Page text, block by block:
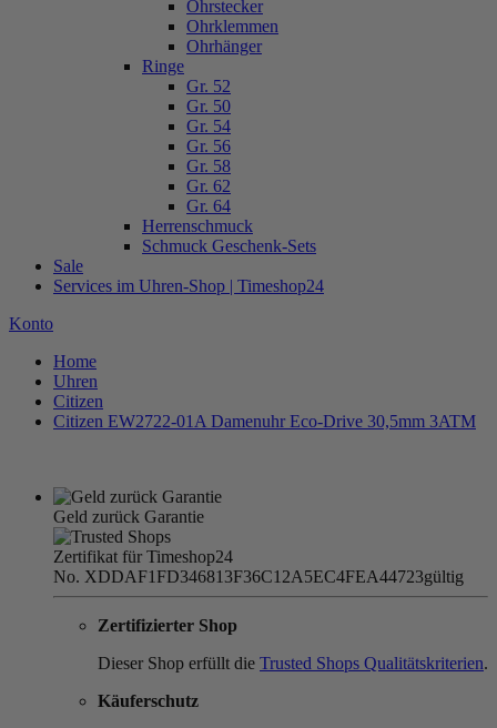
Ohrstecker
Ohrklemmen
Ohrhänger
Ringe
Gr. 52
Gr. 50
Gr. 54
Gr. 56
Gr. 58
Gr. 62
Gr. 64
Herrenschmuck
Schmuck Geschenk-Sets
Sale
Services im Uhren-Shop | Timeshop24
Konto
Home
Uhren
Citizen
Citizen EW2722-01A Damenuhr Eco-Drive 30,5mm 3ATM
Geld zurück Garantie
Zertifikat für Timeshop24
No. XDDAF1FD346813F36C12A5EC4FEA44723gültig
Zertifizierter Shop
Dieser Shop erfüllt die Trusted Shops Qualitätskriterien.
Käuferschutz